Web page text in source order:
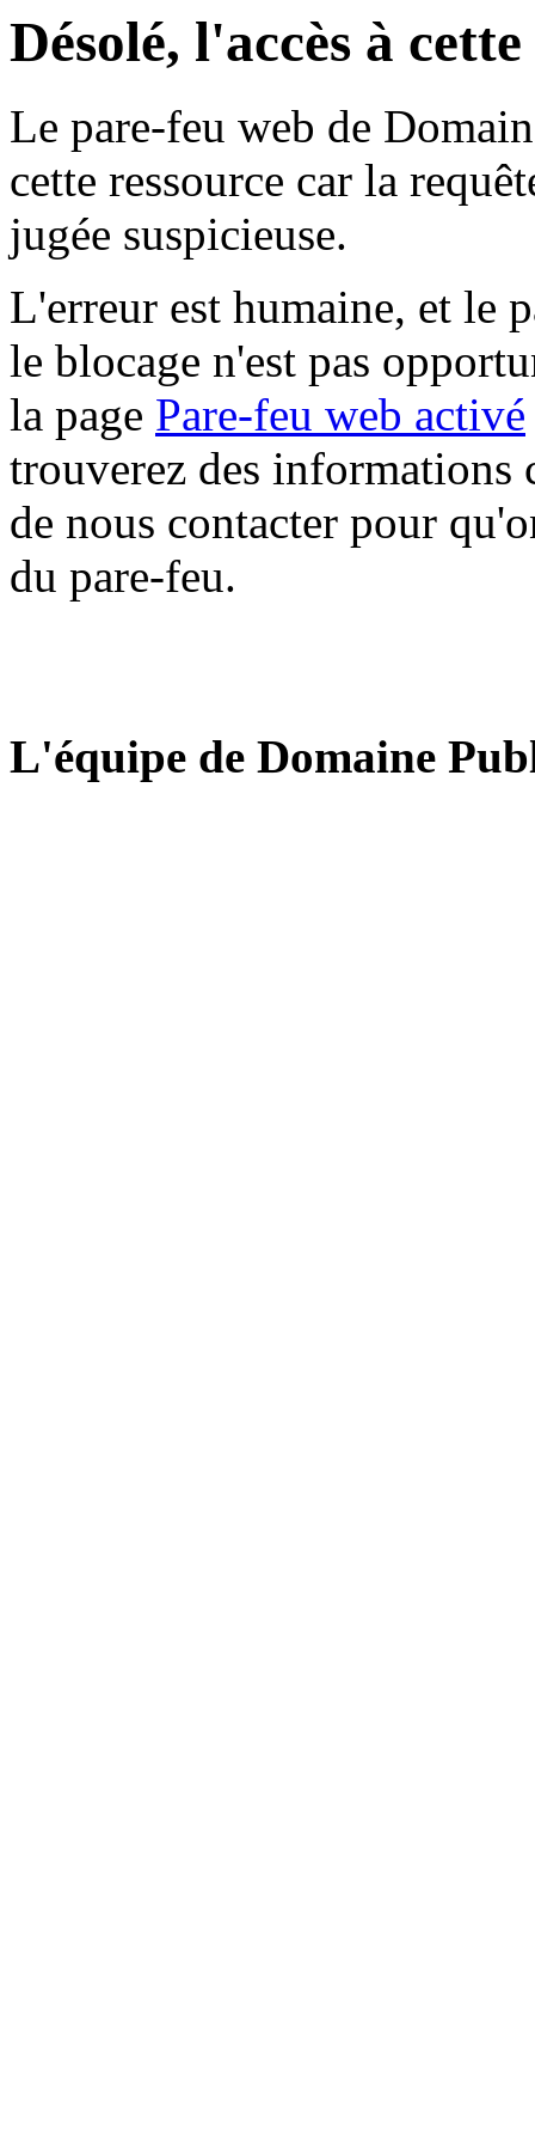
Désolé, l'accès à
Le pare-feu web de
cette ressource car la
jugée suspicieuse.
L'erreur est humaine, et le
le blocage n'est pas
la page Pare-feu web activé
trouverez des informations
de nous contacter pour
du pare-feu.
L'équipe de Domaine